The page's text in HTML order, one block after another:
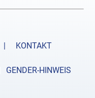
|
KONTAKT
HINWEIS